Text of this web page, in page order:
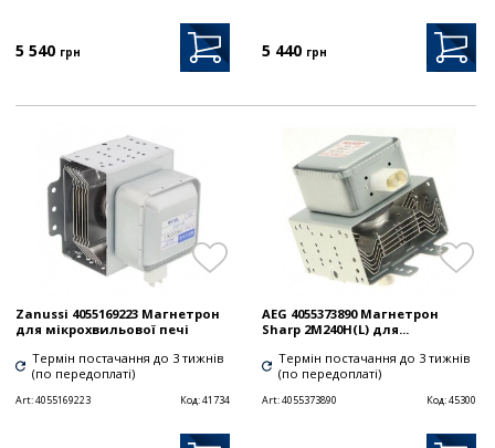
5 540 грн 5 440 грн
Zanussi 4055169223 Магнетрон
для мікрохвильової печі
Термін постачання до 3 тижнів
(по передоплаті)
Art:4055169223 Код:41734
AEG 4055373890 Магнетрон
Sharp 2M240H(L) для...
Термін постачання до 3 тижнів
(по передоплаті)
Art:4055373890 Код:45300